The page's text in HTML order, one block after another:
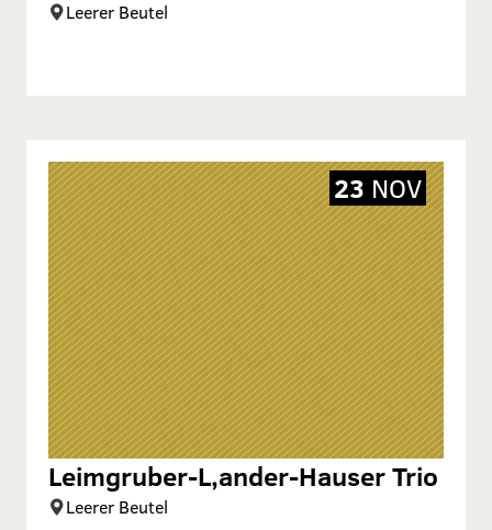
Leerer Beutel
Leimgruber-L‚ander-Hauser Trio
Leerer Beutel
23 NOV